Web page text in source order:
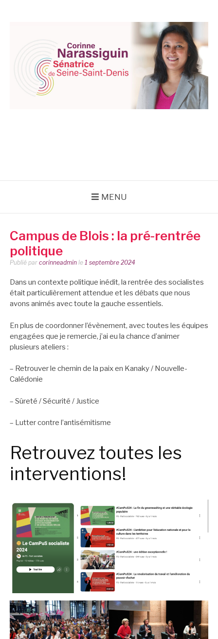
MENU
Campus de Blois : la pré-rentrée
politique
Publié par corinneadmin le 1 septembre 2024
Dans un contexte politique inédit, la rentrée des socialistes
était particulièrement attendue et les débats que nous
avons animés avec toute la gauche essentiels.
En plus de coordonner l’évènement, avec toutes les équipes
engagées que je remercie, j’ai eu la chance d’animer
plusieurs ateliers :
– Retrouver le chemin de la paix en Kanaky / Nouvelle-
Calédonie
– Sûreté / Sécurité / Justice
– Lutter contre l’antisémitisme
Retrouvez toutes les
interventions!